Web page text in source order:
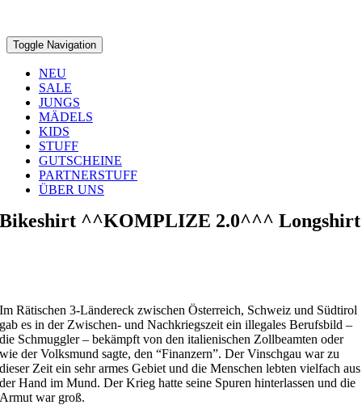
Toggle Navigation
NEU
SALE
JUNGS
MÄDELS
KIDS
STUFF
GUTSCHEINE
PARTNERSTUFF
ÜBER UNS
Bikeshirt ^^KOMPLIZE 2.0^^^ Longshirt
Im Rätischen 3-Ländereck zwischen Österreich, Schweiz und Südtirol
gab es in der Zwischen- und Nachkriegszeit ein illegales Berufsbild –
die Schmuggler – bekämpft von den italienischen Zollbeamten oder
wie der Volksmund sagte, den “Finanzern”. Der Vinschgau war zu
dieser Zeit ein sehr armes Gebiet und die Menschen lebten vielfach aus
der Hand im Mund. Der Krieg hatte seine Spuren hinterlassen und die
Armut war groß.